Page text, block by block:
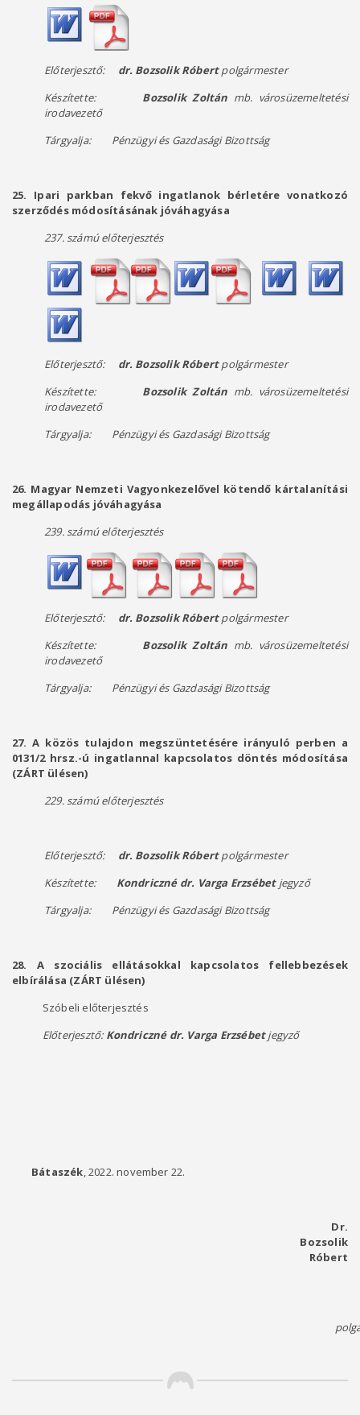
Előterjesztő: dr. Bozsolik Róbertpolgármester
Készítette: Bozsolik Zoltán mb. városüzemeltetési
irodavezető
Tárgyalja: Pénzügyi és Gazdasági Bizottság
25. Ipari parkban fekvő ingatlanok bérletére vonatkozó
szerződés módosításának jóváhagyása
237. számú előterjesztés
Előterjesztő: dr. Bozsolik Róbertpolgármester
Készítette: Bozsolik Zoltán mb. városüzemeltetési
irodavezető
Tárgyalja: Pénzügyi és Gazdasági Bizottság
26. Magyar Nemzeti Vagyonkezelővel kötendő kártalanítási
megállapodás jóváhagyása
239. számú előterjesztés
Előterjesztő: dr. Bozsolik Róbertpolgármester
Készítette: Bozsolik Zoltán mb. városüzemeltetési
irodavezető
Tárgyalja: Pénzügyi és Gazdasági Bizottság
27. A közös tulajdon megszüntetésére irányuló perben a
0131/2 hrsz.-ú ingatlannal kapcsolatos döntés módosítása
(ZÁRT ülésen)
229. számú előterjesztés
Előterjesztő: dr. Bozsolik Róbertpolgármester
Készítette: Kondriczné dr. Varga Erzsébet jegyző
Tárgyalja: Pénzügyi és Gazdasági Bizottság
28.
A szociális ellátásokkal kapcsolatos fellebbezések
elbírálása (ZÁRT ülésen)
Szóbeli előterjesztés
Előterjesztő: Kondriczné dr. Varga Erzsébetjegyző
Bátaszék, 2022. november 22.
Dr.
Bozsolik
Róbert